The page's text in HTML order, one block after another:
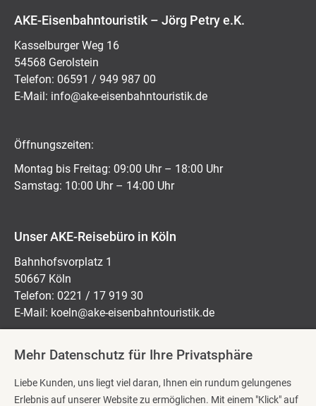
AKE-Eisenbahntouristik – Jörg Petry e.K.
Kasselburger Weg 16
54568 Gerolstein
Telefon: 06591 / 949 987 00
E-Mail: ed.kitsiruotnhabnesie-eka@ofni
Öffnungszeiten:
Montag bis Freitag: 09:00 Uhr – 18:00 Uhr
Samstag: 10:00 Uhr – 14:00 Uhr
Unser AKE-Reisebüro in Köln
Bahnhofsvorplatz 1
50667 Köln
Telefon: 0221 / 17 919 30
E-Mail: koeln@ake-eisenbahntouristik.de
Öffnungszeiten:
Montag bis Freitag: 10:00 Uhr – 18:00 Uhr
Samstag: 10:00 Uhr – 14:00 Uhr
Mehr Datenschutz für Ihre Privatsphäre
Liebe Kunden, uns liegt viel daran, Ihnen ein rundum gelungenes
Erlebnis auf unserer Website zu ermöglichen. Mit einem "Klick" auf